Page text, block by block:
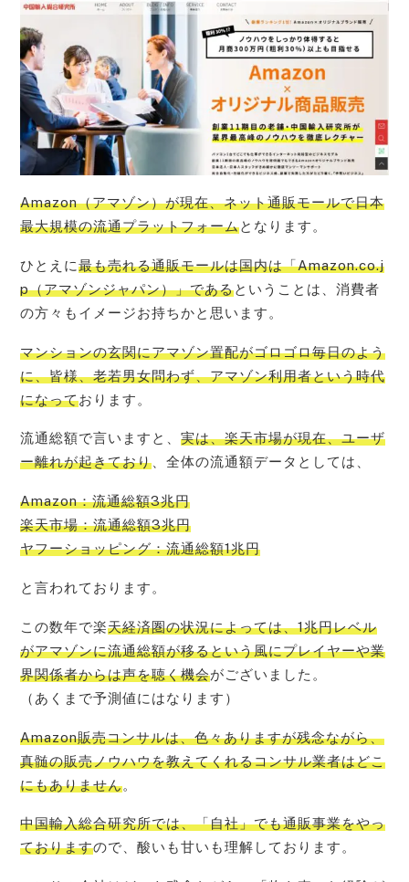
Amazon（アマゾン）が現在、ネット通販モールで日本
最大規模の流通プラットフォームとなります。
ひとえに最も売れる通販モールは国内は「Amazon.co.j
p（アマゾンジャパン）」であるということは、消費者
の方々もイメージお持ちかと思います。
マンションの玄関にアマゾン置配がゴロゴロ毎日のよう
に、皆様、老若男女問わず、アマゾン利用者という時代
になっております。
流通総額で言いますと、実は、楽天市場が現在、ユーザ
ー離れが起きており 、全体の流通額データとしては、
Amazon：流通総額3兆円
楽天市場：流通総額3兆円
ヤフーショッピング：流通総額1兆円
と言われております。
この数年で楽天経済圏の状況によっては、1兆円レベル
がアマゾンに流通総額が移るという風にプレイヤーや業
界関係者からは声を聴く機会がございました。
（あくまで予測値にはなります）
Amazon販売コンサルは、色々ありますが残念ながら、
真髄の販売ノウハウを教えてくれるコンサル業者はどこ
にもありません。
中国輸入総合研究所では、「自社」でも通販事業をやっ
ておりますので、酸いも甘いも理解しております。